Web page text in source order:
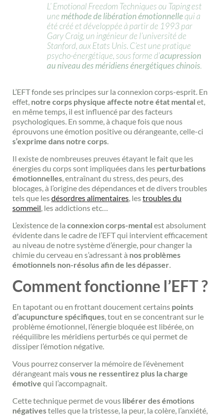
L’ Emotional Freedom Techniques ou Taping est
une méthode de libération émotionnellequi a
été créé et développée à partir de 1993 par
Gary Craig, un ingénieur de l’université de
Stanford, aux Etats Unis. C’est une pratique
psycho-énergétique, sous forme d’acupression
au niveau des méridiens énergétiques chinois.
L’EFT fonde ses principes sur la connexion corps-esprit. En
effet, notre corps physique affecte notre état mental et,
en même temps, il est influencé par des facteurs
psychologiques. En somme, à chaque fois que nous
éprouvons une émotion positive ou dérangeante, celle-ci
s’exprime dans notre corps
Il existe de nombreuses preuves étayant le fait que les
énergies du corps sont impliquées dans les perturbations
émotionnelles , entraînant du stress, des peurs, des
blocages, à l’origine des dépendances et de divers troubles
tels que lesdésordres alimentaires , lestroubles du
sommeil , les addictions etc…
L’existence de la connexion corps-mental est absolument
évidente dans le cadre de l’EFT qui intervient efficacement
au niveau de notre système d’énergie, pour changer la
chimie du cerveau en s’adressant à nos problèmes
émotionnels non-résolus afin de les dépasser
Comment fonctionne l’EFT ?
En tapotant ou en frottant doucement certains points
d’acupuncture spécifiques , tout en se concentrant sur le
problème émotionnel, l’énergie bloquée est libérée, on
rééquilibre les méridiens perturbés ce qui permet de
dissiper l’émotion négative.
Vous pourrez conserver la mémoire de l’évènement
dérangeant maisvous ne ressentirez plus la charge
émotive qui l’accompagnait.
Cette technique permet de vous libérer des émotions
négativestelles que la tristesse, la peur, la colère, l’anxiété,